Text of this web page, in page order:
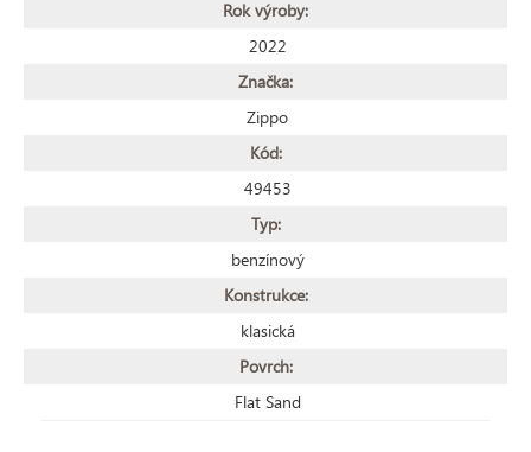
Rok výroby:
2022
Značka:
Zippo
Kód:
49453
Typ:
benzínový
Konstrukce:
klasická
Povrch:
Flat Sand